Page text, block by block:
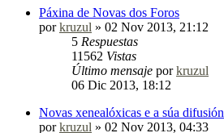
Páxina de Novas dos Foros
porkruzul » 02 Nov 2013, 21:12
5 Respuestas
11562 Vistas
Último mensaje porkruzul
06 Dic 2013, 18:12
Novas xenealóxicas e a súa difusión
porkruzul » 02 Nov 2013, 04:33